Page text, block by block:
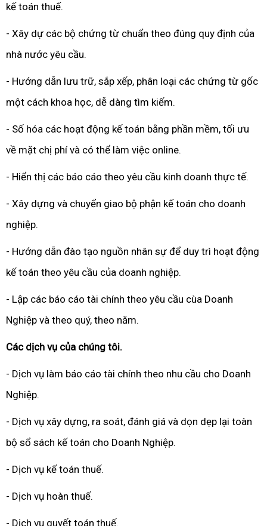
kế toán thuế.
- Xây dự các bộ chứng từ chuẩn theo đúng quy định của
nhà nước yêu cầu.
- Hướng dẫn lưu trữ, sắp xếp, phân loại các chứng từ gốc
một cách khoa học, dễ dàng tìm kiếm.
- Số hóa các hoạt động kế toán bằng phần mềm, tối ưu
về mặt chị phí và có thể làm việc online.
- Hiển thị các báo cáo theo yêu cầu kinh doanh thực tế.
- Xây dựng và chuyển giao bộ phận kế toán cho doanh
nghiệp.
- Hướng dẫn đào tạo nguồn nhân sự để duy trì hoạt động
kế toán theo yêu cầu của doanh nghiệp.
- Lập các báo cáo tài chính theo yêu cầu cùa Doanh
Nghiệp và theo quý, theo năm.
Các dịch vụ của chúng tôi.
- Dịch vụ làm báo cáo tài chính theo nhu cầu cho Doanh
Nghiệp.
- Dịch vụ xây dựng, ra soát, đánh giá và dọn dẹp lại toàn
bộ sổ sách kế toán cho Doanh Nghiệp.
- Dịch vụ kế toán thuế.
- Dịch vụ hoàn thuế.
- Dịch vụ quyết toán thuế.